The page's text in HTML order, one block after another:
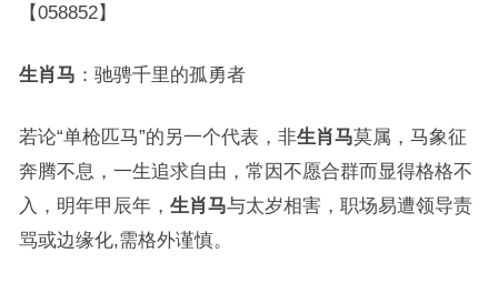
【058852】
生肖马 ：驰骋千里的孤勇者
若论“单枪匹马”的另一个代表，非生肖马莫属，马象征
奔腾不息，一生追求自由，常因不愿合群而显得格格不
入，明年甲辰年， 生肖马与太岁相害，职场易遭领导责
骂或边缘化,需格外谨慎。